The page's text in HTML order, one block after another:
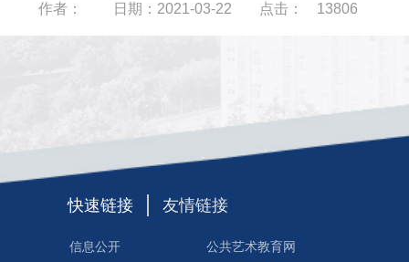
作者： 日期：2021-03-22 点击： 13806
快速链接 友情链接
信息公开
公共艺术教育网